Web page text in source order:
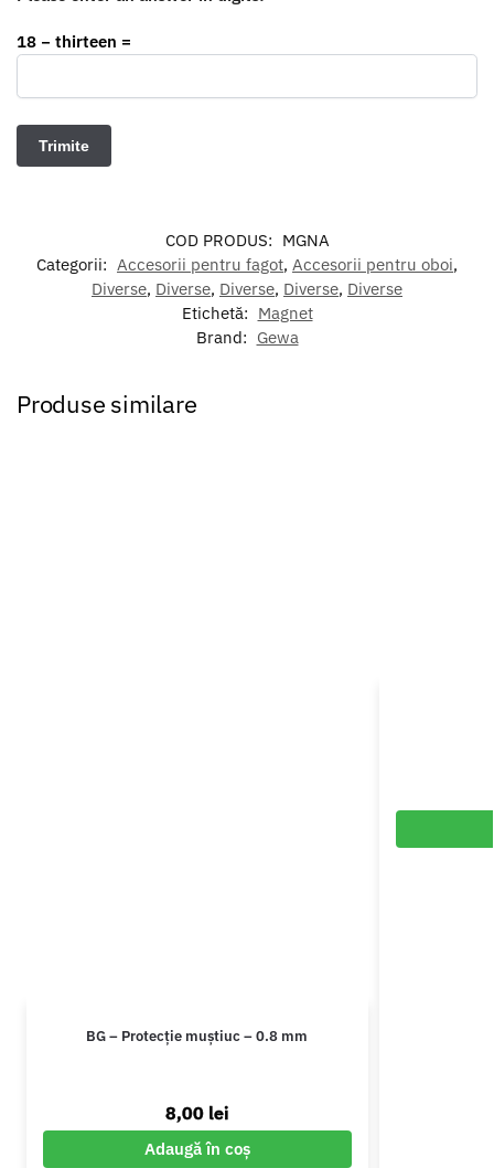
18 − thirteen =
COD PRODUS: MGNA
Categorii: Accesorii pentru fagot, Accesorii pentru oboi,
Diverse, Diverse, Diverse, Diverse, Diverse
Etichetă: Magnet
Brand: Gewa
Produse similare
BG – Protecție muștiuc – 0.8 mm
8,00 lei
Adaugă în coș